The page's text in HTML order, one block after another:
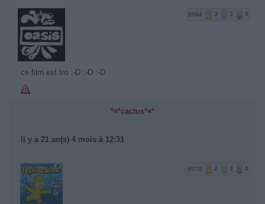
8084 3 3 5
ce film est tro :-D :-D :-D
*¤*cactus*¤*
Il y a 21 an(s) 4 mois à 12:31
6078 2 3 6